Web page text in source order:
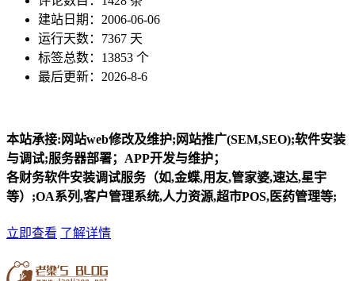
建站日期：2006-06-06
运行天数：7367 天
标签总数：13853 个
最后更新：2026-8-6
本站承接:网站web修改及维护;网站推广(SEM,SEO);软件安装
与调试;服务器部署；APP开发与维护；
各财务软件安装调试服务（如,金蝶,用友,管家婆,速达,星宇
等）;OA系列,客户管理系统,人力资源,超市POS,医药管理等;
立即查看 了解详情